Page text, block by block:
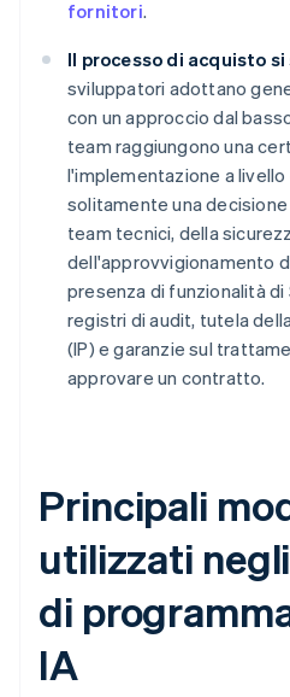
fornitori.
Il processo di acquisto
sviluppatori adottano
con un approccio dal
team raggiungono una
l'implementazione a
solitamente una
team tecnici, della
dell'approvvigionamento
presenza di funzionalità di
registri di audit, tutela
(IP) e garanzie sul
approvare un contratto.
Principali
utilizzati
di
IA